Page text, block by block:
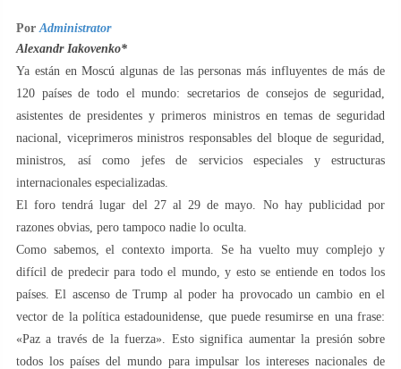
Por Administrator
Alexandr Iakovenko*
Ya están en Moscú algunas de las personas más influyentes de más de
120 países de todo el mundo: secretarios de consejos de seguridad,
asistentes de presidentes y primeros ministros en temas de seguridad
nacional, viceprimeros ministros responsables del bloque de seguridad,
ministros, así como jefes de servicios especiales y estructuras
internacionales especializadas.
El foro tendrá lugar del 27 al 29 de mayo. No hay publicidad por
razones obvias, pero tampoco nadie lo oculta.
Como sabemos, el contexto importa. Se ha vuelto muy complejo y
difícil de predecir para todo el mundo, y esto se entiende en todos los
países. El ascenso de Trump al poder ha provocado un cambio en el
vector de la política estadounidense, que puede resumirse en una frase:
«Paz a través de la fuerza». Esto significa aumentar la presión sobre
todos los países del mundo para impulsar los intereses nacionales de